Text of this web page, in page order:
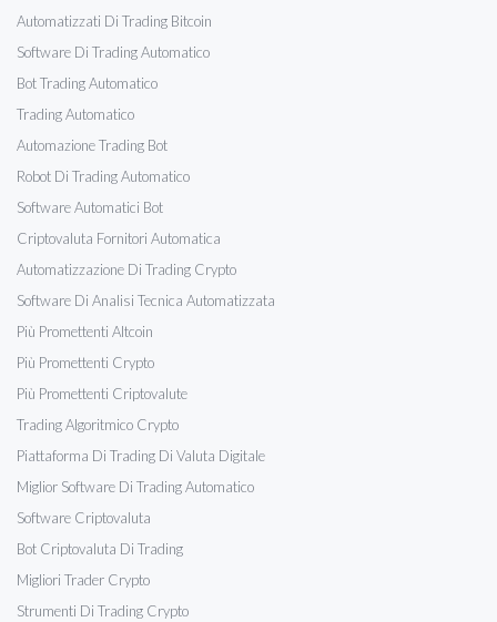
Automatizzati Di Trading Bitcoin
Software Di Trading Automatico
Bot Trading Automatico
Trading Automatico
Automazione Trading Bot
Robot Di Trading Automatico
Software Automatici Bot
Criptovaluta Fornitori Automatica
Automatizzazione Di Trading Crypto
Software Di Analisi Tecnica Automatizzata
Più Promettenti Altcoin
Più Promettenti Crypto
Più Promettenti Criptovalute
Trading Algoritmico Crypto
Piattaforma Di Trading Di Valuta Digitale
Miglior Software Di Trading Automatico
Software Criptovaluta
Bot Criptovaluta Di Trading
Migliori Trader Crypto
Strumenti Di Trading Crypto